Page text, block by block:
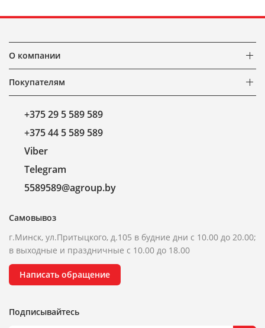
О компании
Покупателям
+375 29 5 589 589
+375 44 5 589 589
Viber
Telegram
5589589@agroup.by
Самовывоз
г.Минск, ул.Притыцкого, д.105 в будние дни с 10.00 до 20.00;
в выходные и праздничные с 10.00 до 18.00
Написать обращение
Подписывайтесь